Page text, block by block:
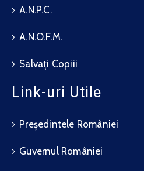
A.N.P.C.
A.N.O.F.M.
Salvați Copiii
Link-uri Utile
Președintele României
Guvernul României